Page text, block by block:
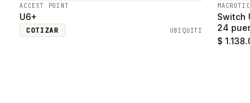
ACCEST POINT
U6+
COTIZAR UBIQUITI
Switch
24
SFP
$